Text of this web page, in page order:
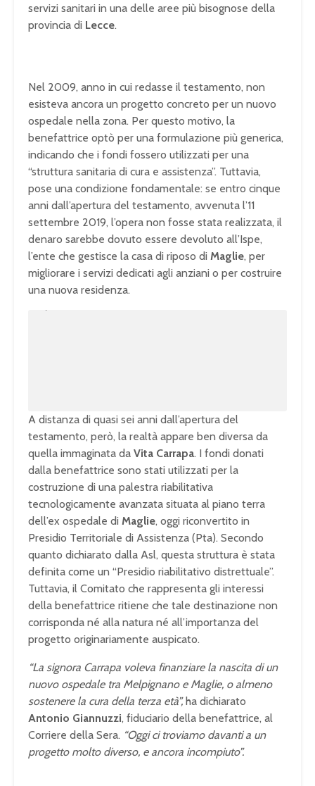
servizi sanitari in una delle aree più bisognose della
provincia di Lecce.
Nel 2009, anno in cui redasse il testamento, non
esisteva ancora un progetto concreto per un nuovo
ospedale nella zona. Per questo motivo, la
benefattrice optò per una formulazione più generica,
indicando che i fondi fossero utilizzati per una
“struttura sanitaria di cura e assistenza”. Tuttavia,
pose una condizione fondamentale: se entro cinque
anni dall’apertura del testamento, avvenuta l’11
settembre 2019, l’opera non fosse stata realizzata, il
denaro sarebbe dovuto essere devoluto all’Ispe,
l’ente che gestisce la casa di riposo di Maglie, per
migliorare i servizi dedicati agli anziani o per costruire
una nuova residenza.
A distanza di quasi sei anni dall’apertura del
testamento, però, la realtà appare ben diversa da
quella immaginata da Vita Carrapa. I fondi donati
dalla benefattrice sono stati utilizzati per la
costruzione di una palestra riabilitativa
tecnologicamente avanzata situata al piano terra
dell’ex ospedale di Maglie, oggi riconvertito in
Presidio Territoriale di Assistenza (Pta). Secondo
quanto dichiarato dalla Asl, questa struttura è stata
definita come un “Presidio riabilitativo distrettuale”.
Tuttavia, il Comitato che rappresenta gli interessi
della benefattrice ritiene che tale destinazione non
corrisponda né alla natura né all’importanza del
progetto originariamente auspicato.
“La signora Carrapa voleva finanziare la nascita di un
nuovo ospedale tra Melpignano e Maglie, o almeno
sostenere la cura della terza età”,ha dichiarato
Antonio Giannuzzi, fiduciario della benefattrice, al
Corriere della Sera. “Oggi ci troviamo davanti a un
progetto molto diverso, e ancora incompiuto”.